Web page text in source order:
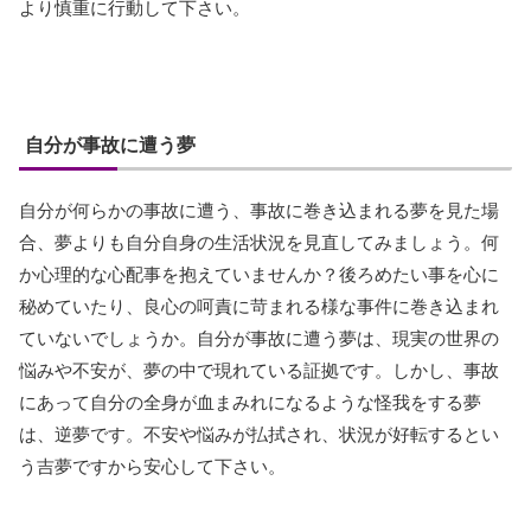
より慎重に行動して下さい。
自分が事故に遭う夢
自分が何らかの事故に遭う、事故に巻き込まれる夢を見た場
合、夢よりも自分自身の生活状況を見直してみましょう。何
か心理的な心配事を抱えていませんか？後ろめたい事を心に
秘めていたり、良心の呵責に苛まれる様な事件に巻き込まれ
ていないでしょうか。自分が事故に遭う夢は、現実の世界の
悩みや不安が、夢の中で現れている証拠です。しかし、事故
にあって自分の全身が血まみれになるような怪我をする夢
は、逆夢です。不安や悩みが払拭され、状況が好転するとい
う吉夢ですから安心して下さい。